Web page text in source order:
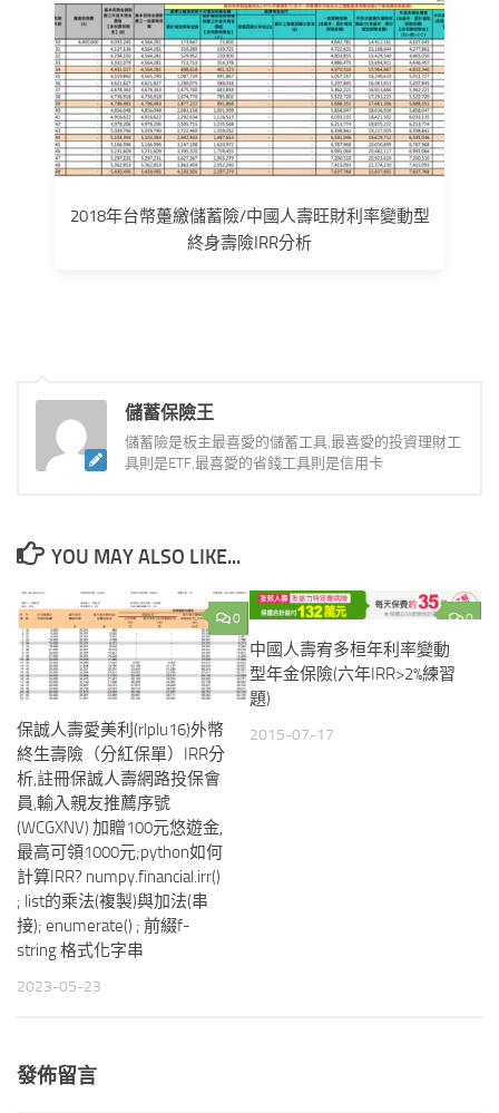
2018年台幣躉繳儲蓄險/中國人壽旺財利率變動型
終身壽險IRR分析
儲蓄保險王
儲蓄險是板主最喜愛的儲蓄工具,最喜愛的投資理財工
具則是ETF,最喜愛的省錢工具則是信用卡
YOU MAY ALSO LIKE...
0
保誠人壽愛美利(rlplu16)外幣
終生壽險（分紅保單）IRR分
析,註冊保誠人壽網路投保會
員,輸入親友推薦序號
(WCGXNV) 加贈100元悠遊金,
最高可領1000元;python如何
計算IRR? numpy.financial.irr()
; list的乘法(複製)與加法(串
接); enumerate() ; 前綴f-
string 格式化字串
2023-05-23
0
中國人壽宥多桓年利率變動
型年金保險(六年IRR>2%練習
題)
2015-07-17
發佈留言